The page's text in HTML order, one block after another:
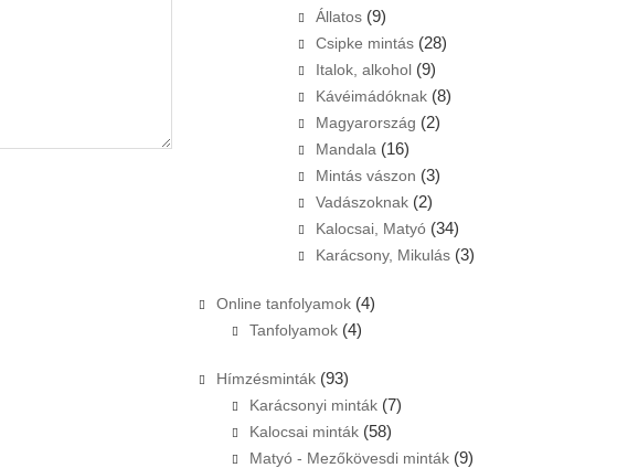
Állatos (9)
Csipke mintás (28)
Italok, alkohol (9)
Kávéimádóknak (8)
Magyarország (2)
Mandala (16)
Mintás vászon (3)
Vadászoknak (2)
Kalocsai, Matyó (34)
Karácsony, Mikulás (3)
Online tanfolyamok (4)
Tanfolyamok (4)
Hímzésminták (93)
Karácsonyi minták (7)
Kalocsai minták (58)
Matyó - Mezőkövesdi minták (9)